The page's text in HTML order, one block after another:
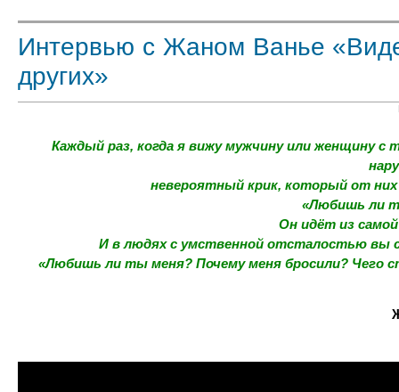
Интервью с Жаном Ванье
других»
Каждый раз, когда я вижу мужчину или женщину с
невероятный крик, который от
«Любишь ли
Он идёт из
И в людях с умственной отсталостью вы
«Любишь ли ты меня? Почему меня бросили? Чего